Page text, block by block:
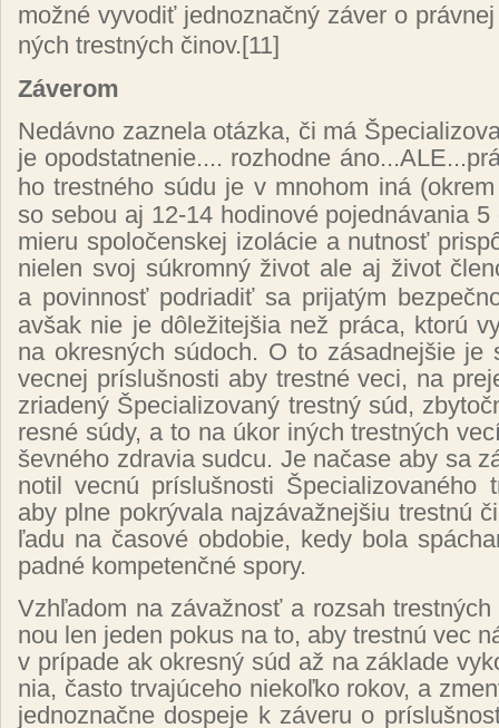
mož­né vy­vo­diť jed­noz­nač­ný zá­ver o
ných tres­tných či­nov.[11]
Zá­ve­rom
Ne­dáv­no za­zne­la otáz­ka, či má
je opod­stat­ne­nie.... roz­hod­ne
ho tres­tné­ho sú­du je v mno­hom iná (
so se­bou aj 12-14 ho­di­no­vé po­jed­ná­va­nia
mie­ru spo­lo­čen­skej izo­lá­cie a nut­nosť
nie­len svoj súk­rom­ný ži­vot ale aj ži­vot
a po­vin­nosť po­dria­diť sa pri­ja­tým
av­šak nie je dô­le­ži­tej­šia než prá­ca, kto­rú
na ok­res­ných sú­doch. O to zá­sad­nej­šie je
vec­nej prís­luš­nos­ti aby tres­tné ve­ci, na
zria­de­ný Špe­cia­li­zo­va­ný trest­ný súd,
res­né sú­dy, a to na úkor iných tres­tných
šev­né­ho zdra­via sud­cu. Je na­ča­se aby sa
no­til vec­nú prís­luš­nos­ti Špe­cia­li­zo­va­né­ho
aby pl­ne pok­rý­va­la naj­zá­važ­nej­šiu tres­tnú
ľa­du na ča­so­vé ob­do­bie, ke­dy bo­la
pad­né kom­pe­ten­čné spo­ry.
Vzhľa­dom na zá­važ­nosť a roz­sah
nou len je­den po­kus na to, aby tres­tnú vec
v prí­pa­de ak ok­res­ný súd až na zá­kla­de
nia, čas­to tr­va­jú­ce­ho nie­koľ­ko ro­kov, a
jed­noz­nač­ne dos­pe­je k zá­ve­ru o